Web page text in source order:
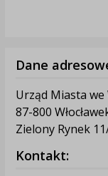
Dane
Urząd Miasta we
87-800
Zielony Rynek
Kontakt: